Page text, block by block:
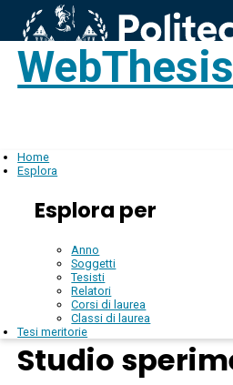
WebThesis
Home
Esplora
Esplora per
Anno
Soggetti
Tesisti
Relatori
Corsi di laurea
Classi di laurea
Tesi meritorie
Studio